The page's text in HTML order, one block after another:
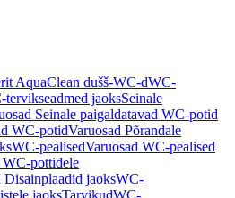
AquaClean dušš-WC-dWC-
tervikseadmed jaoksSeinale
Seinale paigaldatavad WC-potid
WC-potidVaruosad Põrandale
WC-pealisedVaruosad WC-pealised
WC-pottidele
Disainplaadid jaoksWC-
jaoksTarvikudWC-